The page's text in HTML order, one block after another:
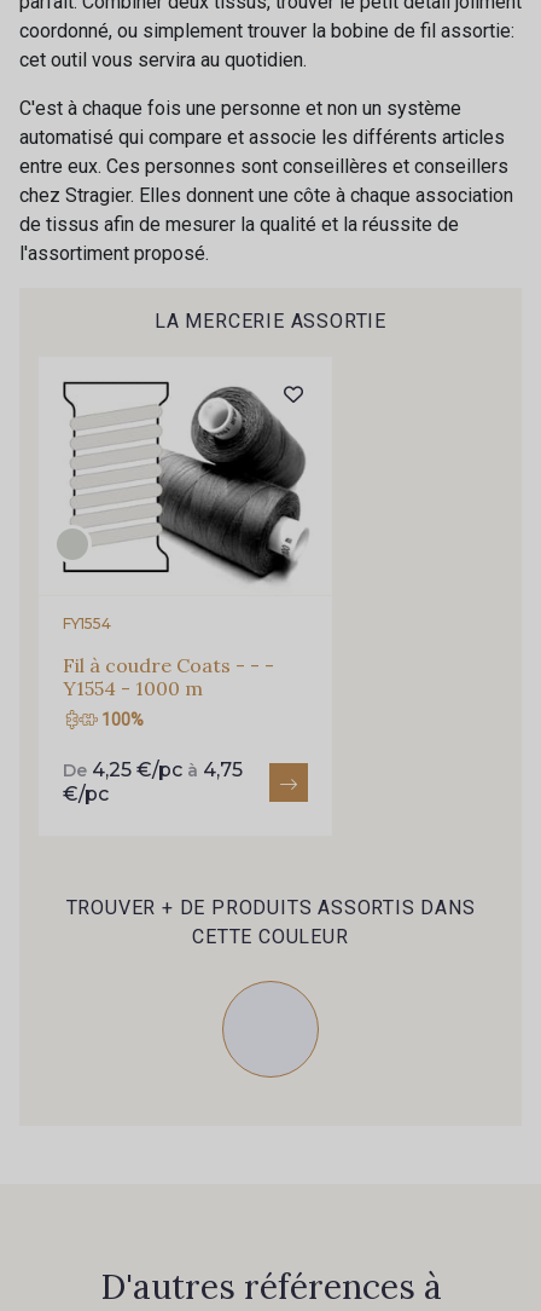
coordonné, ou simplement trouver la bobine de fil assortie:
cet outil vous servira au quotidien.
C'est à chaque fois une personne et non un système
automatisé qui compare et associe les différents articles
entre eux. Ces personnes sont conseillères et conseillers
chez Stragier. Elles donnent une côte à chaque association
de tissus afin de mesurer la qualité et la réussite de
l'assortiment proposé.
LA MERCERIE ASSORTIE
FY1554
Fil à coudre Coats - - -
Y1554 - 1000 m
100%
De 4,25 €/pc à 4,75
€/pc
TROUVER + DE PRODUITS ASSORTIS DANS
CETTE COULEUR
D'autres références à
Cadeau : 10% offerts sur votre
commande !
Vous aimez les beaux tissus ?
nouveautés, d’inspirations et de promotions.
Je m'abonne à la newsletter